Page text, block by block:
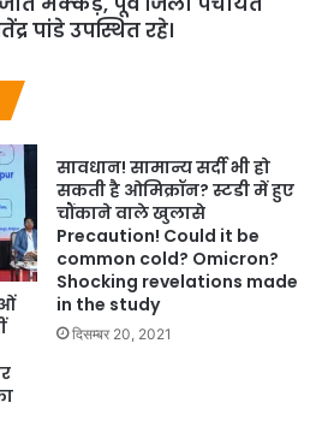
पांडे उपस्थित रहे।
सावधान! सामान्य सर्दी भी हो
सकती है ओमिक्रॉन? स्टडी में हुए
चौंकाने वाले खुलासे
Precaution! Could it be
common cold? Omicron?
Shocking revelations made
in the study
दिसम्बर 20, 2021